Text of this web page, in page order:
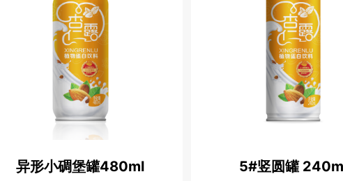
异形小碉堡罐480ml 5#竖圆罐